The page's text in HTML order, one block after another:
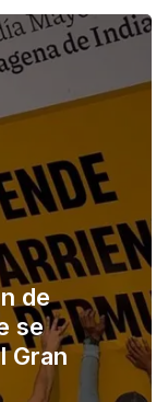
de
se
Gran